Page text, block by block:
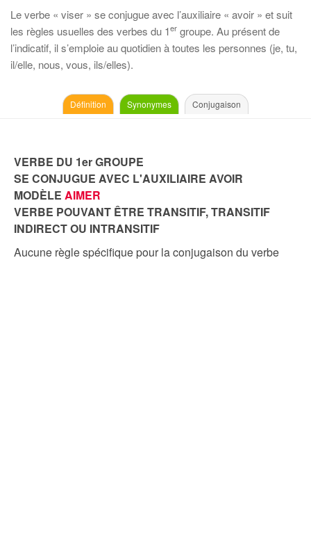
Le verbe « viser » se conjugue avec l’auxiliaire « avoir » et suit
les règles usuelles des verbes du 1er groupe. Au présent de
l’indicatif, il s’emploie au quotidien à toutes les personnes (je, tu,
il/elle, nous, vous, ils/elles).
Définition Synonymes Conjugaison
VERBE DU 1er GROUPE
SE CONJUGUE AVEC L'AUXILIAIRE AVOIR
MODÈLE AIMER
VERBE POUVANT ÊTRE TRANSITIF, TRANSITIF
INDIRECT OU INTRANSITIF
Aucune règle spécifique pour la conjugaison du verbe